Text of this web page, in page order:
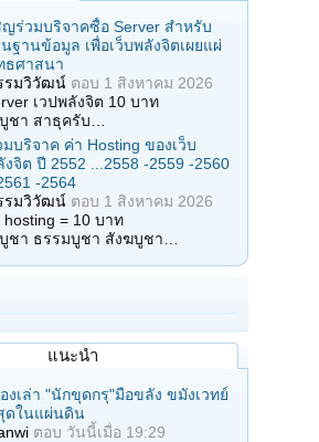
ญร่วมบริจาคซื้อ Server สำหรับ
นฐานข้อมูล เพื่อเว็บพลังจิตเผยแผ่
ธศาสนา
รมวิวัฒน์ ตอบ 1 สิงหาคม 2026
เวปพลังจิต 10 บาท
ชา สาธุครับ…
มบริจาค ค่า Hosting ของเว็บ
งจิต ปี 2552 ...2558 -2559 -2560
-2564
รมวิวัฒน์ ตอบ 1 สิงหาคม 2026
= 10 บาท
ชา ธรรมบูชา สังฆบูชา…
แนะนำ
องเล่า "นักขุดกรุ"มือขลัง ขมังเวทย์
ดในแผ่นดิน
ตอบ วันนี้เมื่อ 19:29